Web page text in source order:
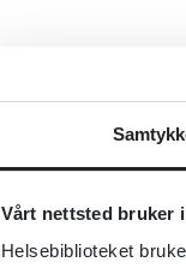
Vårt nettsted bruker
Helsebiblioteket